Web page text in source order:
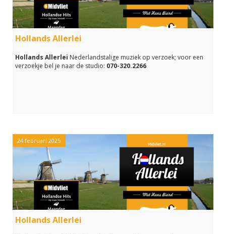
Hollands Allerlei
Hollands Allerlei Nederlandstalige muziek op verzoek; voor een
verzoekje bel je naar de studio: 070-320.2266
24 februari 2025
Hollands Allerlei